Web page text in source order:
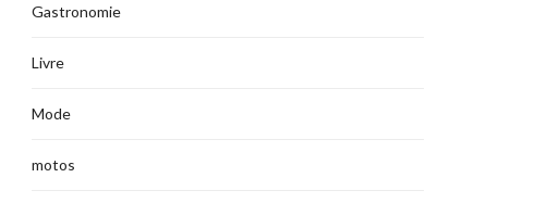
Gastronomie
Livre
Mode
motos